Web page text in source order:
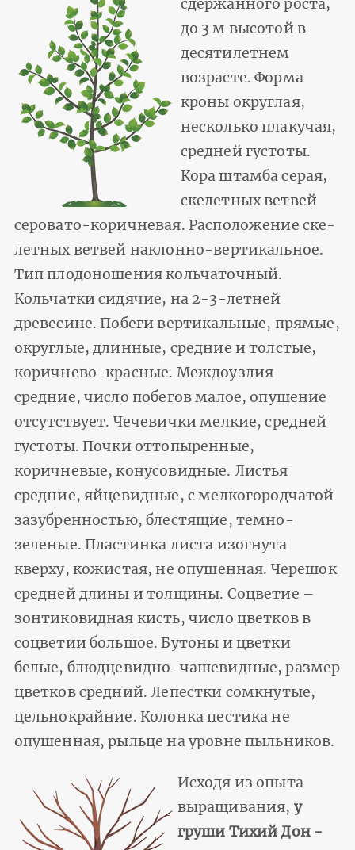
сдержанного роста,
до 3 м высотой в
десятилетнем
возрас­те. Форма
кроны округлая,
несколько плакучая,
средней густоты.
Кора штамба серая,
скелетных ветвей
серовато-коричневая. Расположение ске­
летных ветвей наклонно-вертикальное.
Тип плодоношения кольчаточный.
Кольчатки сидячие, на 2-3-летней
древесине. Побеги вертикальные, пря­мые,
округлые, длинные, средние и толстые,
коричнево-красные. Междоуз­лия
средние, число побегов малое, опушение
отсутствует. Чечевички мел­кие, средней
густоты. Почки оттопыренные,
коричневые, конусовидные. Листья
средние, яйцевидные, с мелкогородчатой
зазубренностью, блестящие, темно-
зеленые. Пластинка листа изогнута
кверху, кожистая, не опушенная. Черешок
средней длины и толщины. Соцветие –
зонтиковидная кисть, число цветков в
соцветии большое. Бутоны и цветки
белые, блюдцевидно-чашевидные, размер
цветков средний. Лепестки сомкнутые,
цельнокрайние. Колонка пестика не
опушенная, рыльце на уровне пыльников.
Исходя из опыта
выращивания, у
груши Тихий Дон -